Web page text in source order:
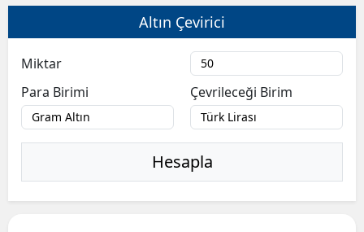
Altın Çevirici
Miktar
Para Birimi
Çevrileceği Birim
Hesapla